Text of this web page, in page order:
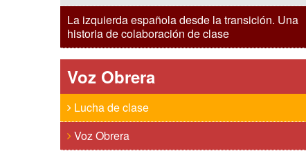
La izquierda española desde la transición. Una
historia de colaboración de clase
Voz Obrera
Lucha de clase
Voz Obrera